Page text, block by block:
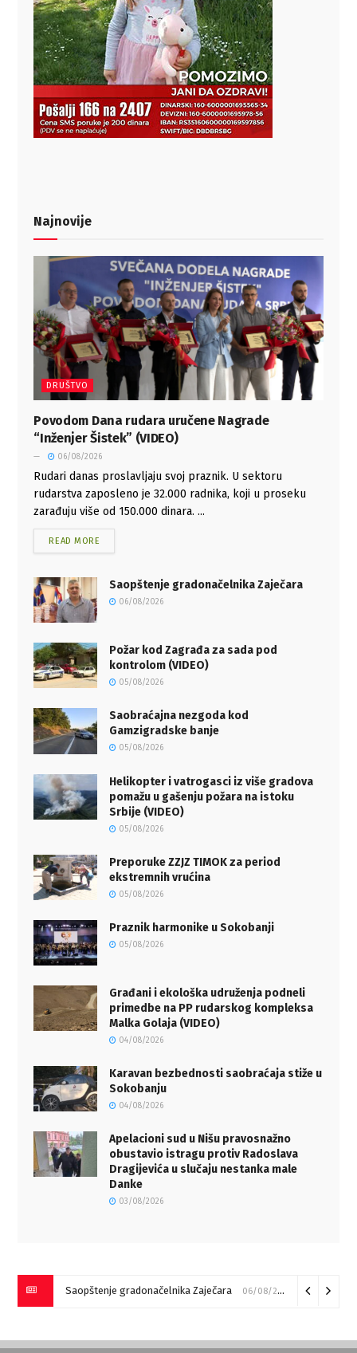
Najnovije
DRUŠTVO
Povodom Dana rudara uručene Nagrade
“Inženjer Šistek” (VIDEO)
06/08/2026
Rudari danas proslavljaju svoj praznik. U sektoru
rudarstva zaposleno je 32.000 radnika, koji u proseku
zarađuju više od 150.000 dinara. ...
READ MORE
Saopštenje gradonačelnika Zaječara
06/08/2026
Požar kod Zagrađa za sada pod
kontrolom (VIDEO)
05/08/2026
Saobraćajna nezgoda kod
Gamzigradske banje
05/08/2026
Helikopter i vatrogasci iz više gradova
pomažu u gašenju požara na istoku
Srbije (VIDEO)
05/08/2026
Preporuke ZZJZ TIMOK za period
ekstremnih vrućina
05/08/2026
Praznik harmonike u Sokobanji
05/08/2026
Građani i ekološka udruženja podneli
primedbe na PP rudarskog kompleksa
Malka Golaja (VIDEO)
04/08/2026
Karavan bezbednosti saobraćaja stiže u
Sokobanju
04/08/2026
Apelacioni sud u Nišu pravosnažno
obustavio istragu protiv Radoslava
Dragijevića u slučaju nestanka male
Danke
03/08/2026
Saopštenje gradonačelnika Zaječara 06/08/2026